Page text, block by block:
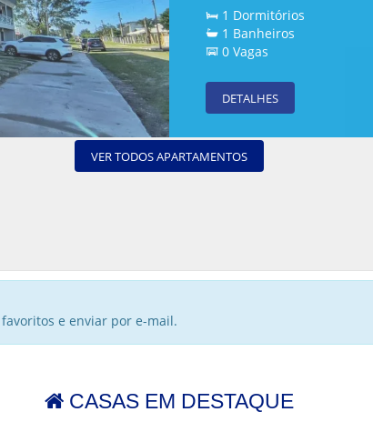
1 Dormitórios
1 Banheiros
0 Vagas
DETALHES
VER TODOS APARTAMENTOS
e enviar por e-mail.
CASAS EM DESTAQUE